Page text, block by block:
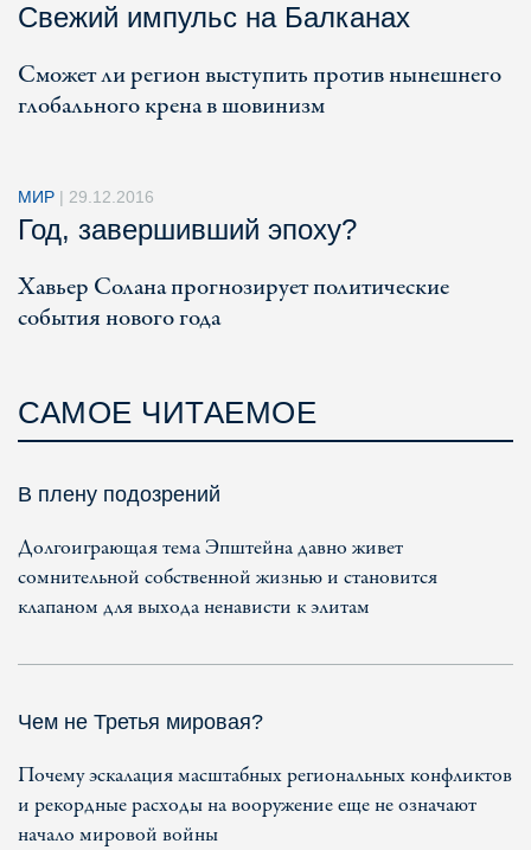
Свежий импульс на Балканах
Сможет ли регион выступить против нынешнего
глобального крена в шовинизм
МИР | 29.12.2016
Год, завершивший эпоху?
Хавьер Солана прогнозирует политические
события нового года
САМОЕ ЧИТАЕМОЕ
В плену подозрений
Долгоиграющая тема Эпштейна давно живет
сомнительной собственной жизнью и становится
клапаном для выхода ненависти к элитам
Чем не Третья мировая?
Почему эскалация масштабных региональных конфликтов
и рекордные расходы на вооружение еще не означают
начало мировой войны